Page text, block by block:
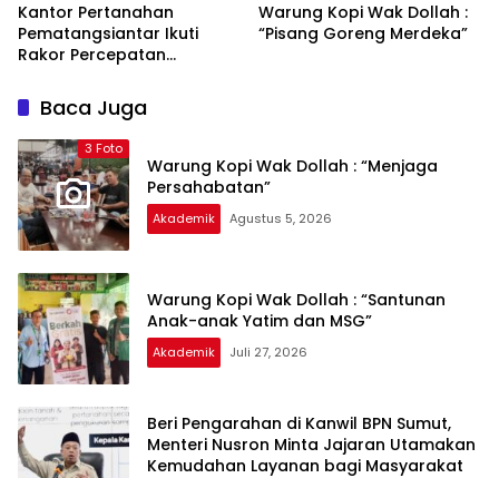
Kantor Pertanahan
Pematangsiantar Ikuti
Rakor Percepatan
Sumatera Utara
Warung Kopi Wak Dollah :
“Pisang Goreng Merdeka”
Baca Juga
3 Foto
Warung Kopi Wak Dollah : “Menjaga
Persahabatan”
Akademik Agustus 5, 2026
Warung Kopi Wak Dollah : “Santunan
Anak-anak Yatim dan MSG”
Akademik Juli 27, 2026
Beri Pengarahan di Kanwil BPN Sumut,
Menteri Nusron Minta Jajaran Utamakan
Kemudahan Layanan bagi Masyarakat